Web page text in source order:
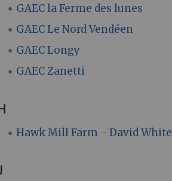
GAEC la Ferme des lunes
GAEC Le Nord Vendéen
GAEC Longy
GAEC Zanetti
Hawk Mill Farm - David White